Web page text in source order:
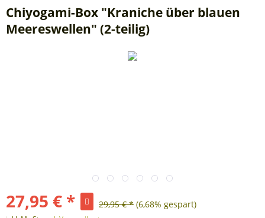
Chiyogami-Box "Kraniche über blauen
Meereswellen" (2-teilig)
27,95 € * 29,95 € * (6,68% gespart)